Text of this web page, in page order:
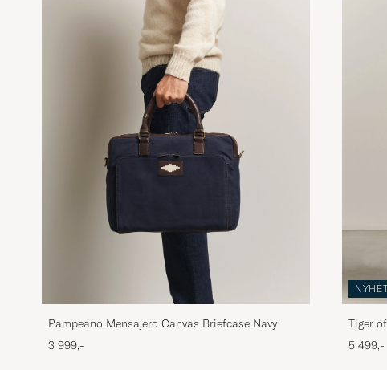
Pampeano Mensajero Canvas Briefcase Navy
3 999,-
Tiger
Black
5 499,-